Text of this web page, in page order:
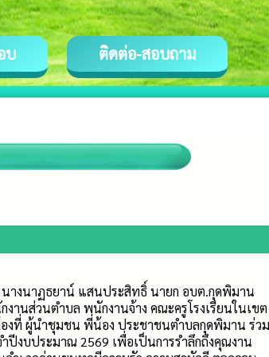
บ ติดต่อ-สอบถาม
างนาฏธยาน์ แสนประสิทธิ์ นายก อบต.กุดพิมาน
านส่วนตำบล พนักงานจ้าง คณะครูโรงเรียนในเขต
ที่ ผู้นำชุมชน พี่น้อง ประชาชนตำบลกุดพิมาน ร่วม
งบประมาณ 2569 เพื่อเป็นการรำลึกถึงคุณงาน